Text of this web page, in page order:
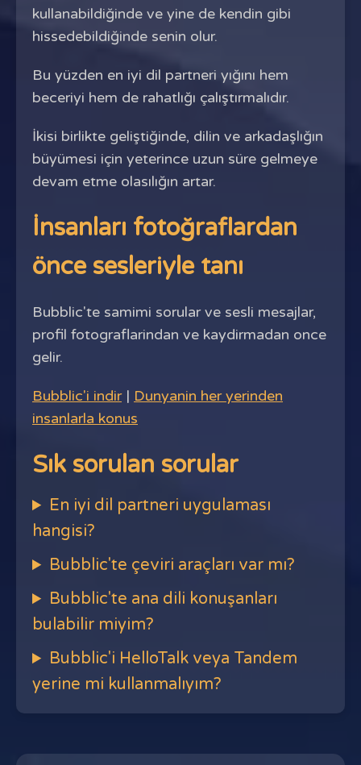
kullanabildiğinde ve yine de kendin gibi
hissedebildiğinde senin olur.
Bu yüzden en iyi dil partneri yığını hem
beceriyi hem de rahatlığı çalıştırmalıdır.
İkisi birlikte geliştiğinde, dilin ve arkadaşlığın
büyümesi için yeterince uzun süre gelmeye
devam etme olasılığın artar.
İnsanları fotoğraflardan
önce sesleriyle tanı
Bubblic'te samimi sorular ve sesli mesajlar,
profil fotograflarindan ve kaydirmadan once
gelir.
Bubblic'i indir| Dunyanin her yerinden
insanlarla konus
Sık sorulan sorular
En iyi dil partneri uygulaması
hangisi?
Bubblic'te çeviri araçları var mı?
Bubblic'te ana dili konuşanları
bulabilir miyim?
Bubblic'i HelloTalk veya Tandem
yerine mi kullanmalıyım?